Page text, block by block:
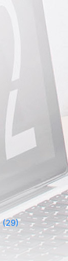
(29)